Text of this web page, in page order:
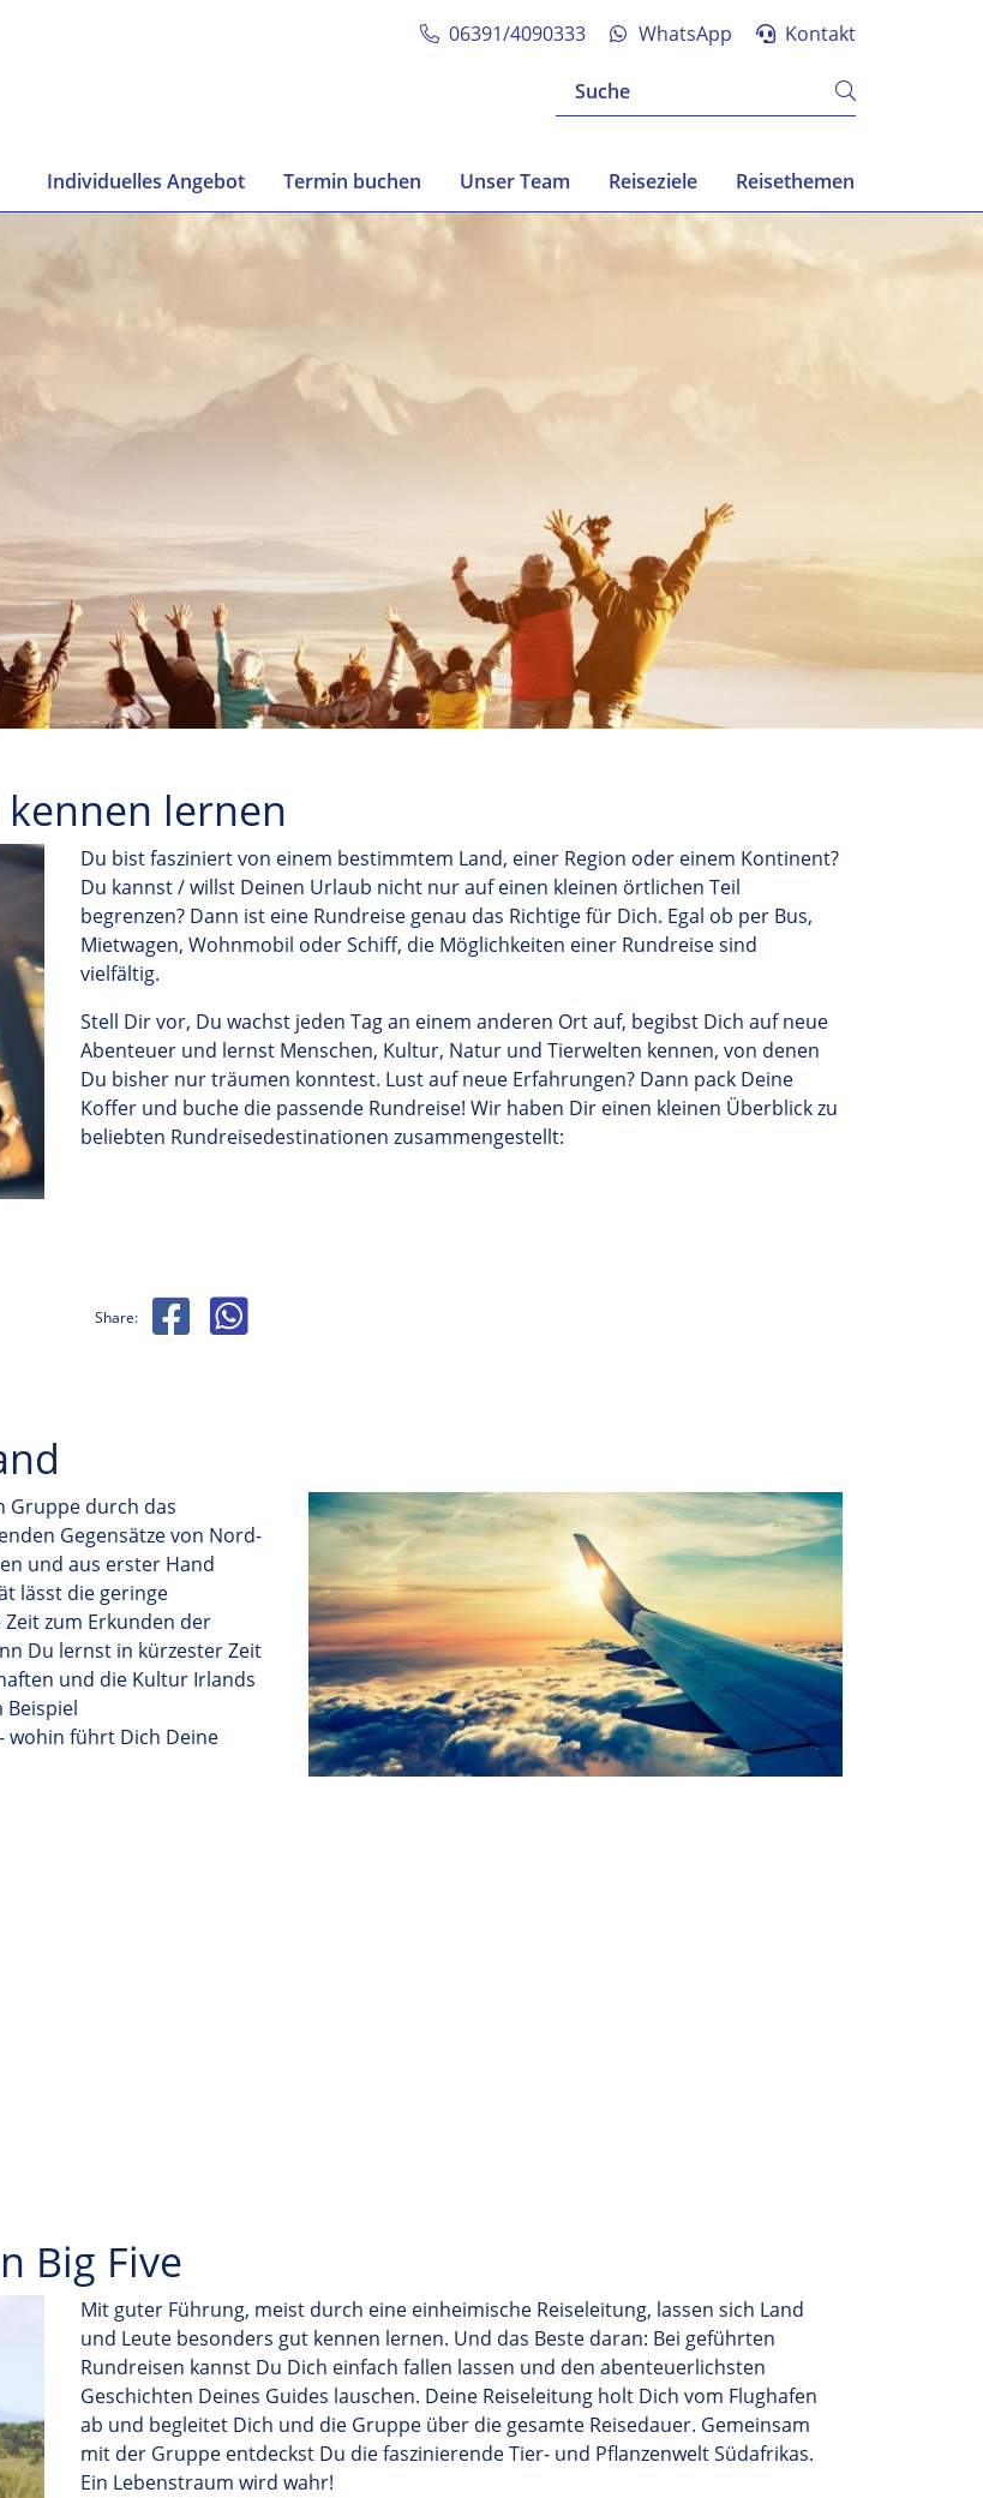
06391/4090333 WhatsApp Kontakt
Individuelles Angebot Termin buchen Unser Team Reiseziele Reisethemen
lernen
Du bist fasziniert von einem bestimmtem Land, einer Region oder einem Kontinent?
Du kannst/willst Deinen Urlaub nicht nuraufeinen kleinen örtlichen Teil
begrenzen? Dann ist eine Rundreise genau das Richtige für Dich. Egal ob per Bus,
Mietwagen, Wohnmobil oder Schiff, die Möglichkeiten einer Rundreise sind
vielfältig.
Stell Dir vor, Du wachst jeden Tag an einem anderen Ort auf, begibst Dich auf neue
Abenteuer und lernst Menschen, Kultur, Natur und Tierwelten kennen, von denen
Du bisher nur träumen konntest. Lust auf neue Erfahrungen? Dann pack Deine
Koffer und buche die passende Rundreise! Wir haben Dir einen kleinen Überblick zu
beliebten Rundreisedestinationen zusammengestellt:
Share:
Gruppe durch das
Gegensätze von Nord-
und aus erster Hand
lässt die geringe
zum Erkunden der
Du lernst in kürzesterZeit
und die Kultur Irlands
Beispiel
wohin führt Dich Deine
Big Five
Mit guter Führung, meist durch eine einheimische Reiseleitung, lassen sich Land
und Leute besonders gut kennen lernen. Und das Beste daran: Bei geführten
Rundreisen kannst Du Dich einfach fallen lassen und den abenteuerlichsten
Geschichten Deines Guides lauschen. Deine Reiseleitung holt Dich vom Flughafen
ab und begleitet Dich und die Gruppe über die gesamte Reisedauer. Gemeinsam
mit der Gruppe entdeckst Du die faszinierende Tier- und Pflanzenwelt Südafrikas.
Ein Lebenstraum wird wahr!